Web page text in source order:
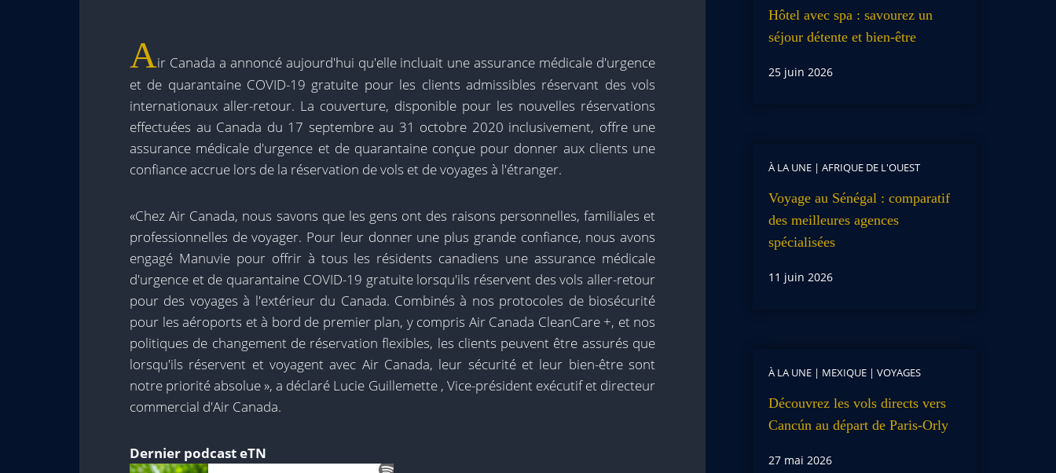
Air Canada a annoncé aujourd'hui qu'elle incluait une assurance médicale d'urgence
et de quarantaine COVID-19 gratuite pour les clients admissibles réservant des vols
internationaux aller-retour. La couverture, disponible pour les nouvelles réservations
effectuées au Canada du 17 septembre au 31 octobre 2020 inclusivement, offre une
assurance médicale d'urgence et de quarantaine conçue pour donner aux clients une
confiance accrue lors de la réservation de vols et de voyages à l'étranger.
«Chez Air Canada, nous savons que les gens ont des raisons personnelles, familiales et
professionnelles de voyager. Pour leur donner une plus grande confiance, nous avons
engagé Manuvie pour offrir à tous les résidents canadiens une assurance médicale
d'urgence et de quarantaine COVID-19 gratuite lorsqu'ils réservent des vols aller-retour
pour des voyages à l'extérieur du Canada. Combinés à nos protocoles de biosécurité
pour les aéroports et à bord de premier plan, y compris Air Canada CleanCare +, et nos
politiques de changement de réservation flexibles, les clients peuvent être assurés que
lorsqu'ils réservent et voyagent avec Air Canada, leur sécurité et leur bien-être sont
notre priorité absolue », a déclaré Lucie Guillemette , Vice-président exécutif et directeur
commercial d'Air Canada.
Dernier podcast eTN
Hôtel avec spa : savourez un
séjour détente et bien-être
25 juin 2026
À LA UNE| AFRIQUE DE L'OUEST
Voyage au Sénégal : comparatif
des meilleures agences
spécialisées
11 juin 2026
À LA UNE| MEXIQUE| VOYAGES
Découvrez les vols directs vers
Cancún au départ de Paris-Orly
27 mai 2026